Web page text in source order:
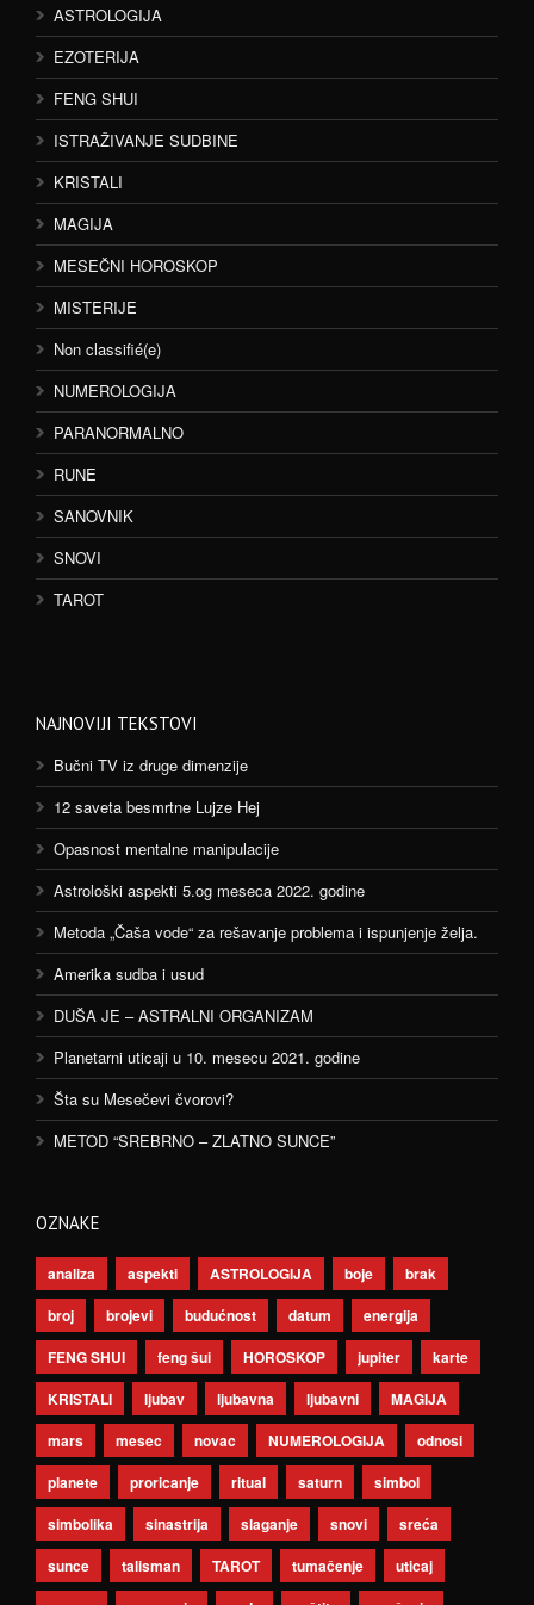
ASTROLOGIJA
EZOTERIJA
FENG SHUI
ISTRAŽIVANJE SUDBINE
KRISTALI
MAGIJA
MESEČNI HOROSKOP
MISTERIJE
Non classifié(e)
NUMEROLOGIJA
PARANORMALNO
RUNE
SANOVNIK
SNOVI
TAROT
NAJNOVIJI TEKSTOVI
Bučni TV iz druge dimenzije
12 saveta besmrtne Lujze Hej
Opasnost mentalne manipulacije
Astrološki aspekti 5.og meseca 2022. godine
Metoda „Čaša vode“ za rešavanje problema i ispunjenje želja.
Amerika sudba i usud
DUŠA JE – ASTRALNI ORGANIZAM
Planetarni uticaji u 10. mesecu 2021. godine
Šta su Mesečevi čvorovi?
METOD “SREBRNO – ZLATNO SUNCE”
OZNAKE
analiza aspekti ASTROLOGIJA boje
brak
broj
brojevi budućnost datum
energija
FENG SHUI
feng šui HOROSKOP jupiter
karte
KRISTALI
ljubav ljubavna ljubavni
MAGIJA
mars
mesec novac NUMEROLOGIJA
odnosi
planete
proricanje ritual saturn
simbol
simbolika
sinastrija slaganje snovi
sreća
sunce
talisman TAROT tumačenje
uticaj